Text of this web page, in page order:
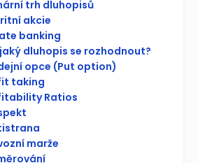
trh dluhopisů
akcie
banking
dluhopis se rozhodnout?
opce (Put option)
taking
Ratios
marže